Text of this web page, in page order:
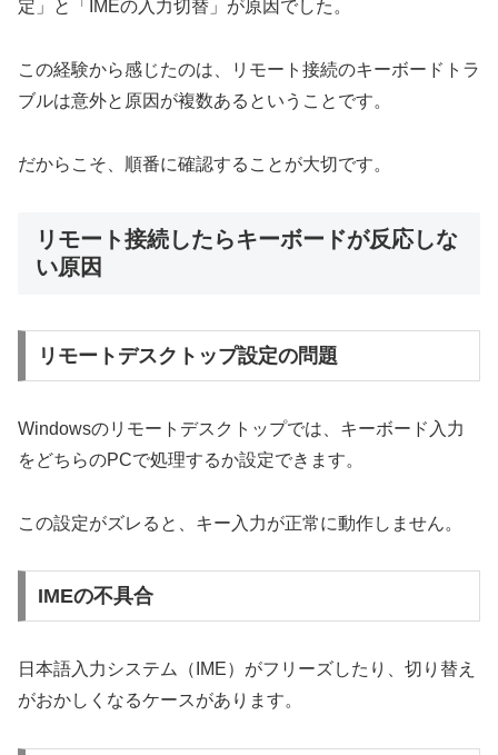
定」と「IMEの入力切替」が原因でした。
この経験から感じたのは、リモート接続のキーボードトラ
ブルは意外と原因が複数あるということです。
だからこそ、順番に確認することが大切です。
リモート接続したらキーボードが反応しな
い原因
リモートデスクトップ設定の問題
Windowsのリモートデスクトップでは、キーボード入力
をどちらのPCで処理するか設定できます。
この設定がズレると、キー入力が正常に動作しません。
IMEの不具合
日本語入力システム（IME）がフリーズしたり、切り替え
がおかしくなるケースがあります。